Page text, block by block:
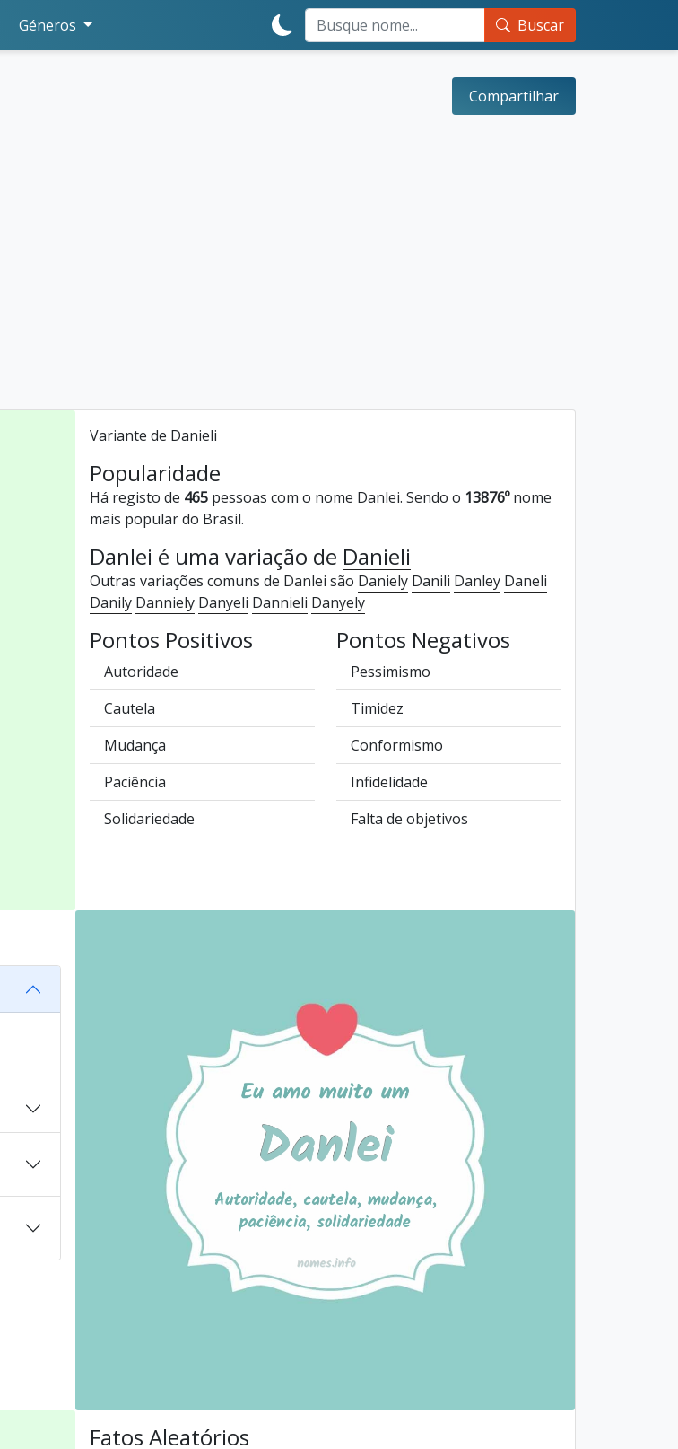
Géneros Buscar
Compartilhar
Variante de Danieli
Popularidade
Há registo de 465 pessoas com o nome Danlei. Sendo o 13876ºnome
mais popular do Brasil.
Danlei é uma variação de Danieli
Outras variações comuns de Danlei são Daniely Danili Danley Daneli
Danily Danniely Danyeli Dannieli Danyely
Pontos Positivos
Autoridade
Cautela
Mudança
Paciência
Solidariedade
Pontos Negativos
Pessimismo
Timidez
Conformismo
Infidelidade
Falta de objetivos
Fatos Aleatórios